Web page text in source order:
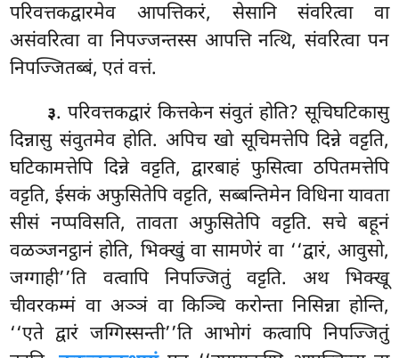
परिवत्तकद्वारमेव आपत्तिकरं, सेसानि संवरित्वा वा
असंवरित्वा वा निपज्जन्तस्स आपत्ति नत्थि, संवरित्वा पन
निपज्जितब्बं, एतं वत्तं.
३. परिवत्तकद्वारं कित्तकेन संवुतं होति? सूचिघटिकासु
दिन्नासु संवुतमेव होति. अपिच खो सूचिमत्तेपि दिन्ने वट्टति,
घटिकामत्तेपि दिन्ने वट्टति, द्वारबाहं फुसित्वा ठपितमत्तेपि
वट्टति, ईसकं अफुसितेपि वट्टति, सब्बन्तिमेन विधिना यावता
सीसं नप्पविसति, तावता अफुसितेपि वट्टति. सचे बहूनं
वळञ्जनट्ठानं होति, भिक्खुं वा सामणेरं वा ‘‘द्वारं, आवुसो,
जग्गाही’’ति वत्वापि निपज्जितुं वट्टति. अथ भिक्खू
चीवरकम्मं वा अञ्ञं वा किञ्चि करोन्ता निसिन्ना होन्ति,
‘‘एते द्वारं जग्गिस्सन्ती’’ति आभोगं कत्वापि निपज्जितुं